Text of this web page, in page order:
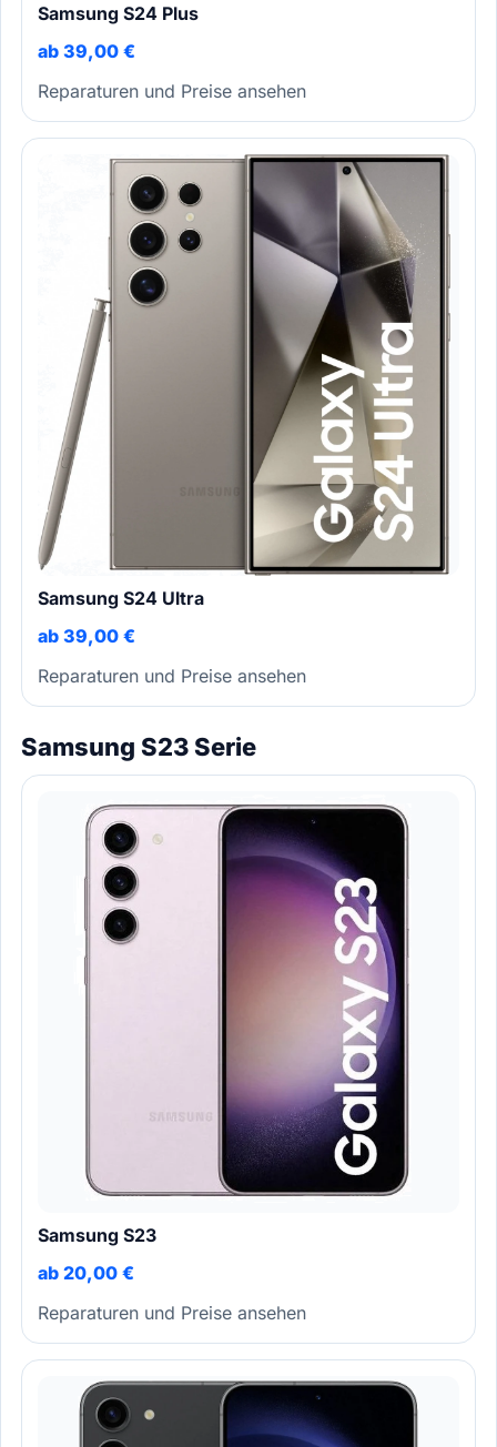
Samsung S24 Plus
ab 39,00 €
Reparaturen und Preise ansehen
Samsung S24 Ultra
ab 39,00 €
Reparaturen und Preise ansehen
Samsung S23 Serie
Samsung S23
ab 20,00 €
Reparaturen und Preise ansehen